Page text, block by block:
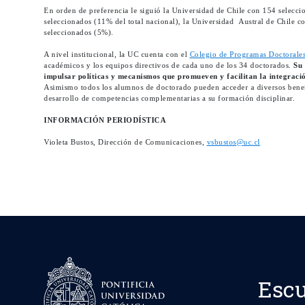
En orden de preferencia le siguió la Universidad de Chile con 154
seleccionados (11% del total nacional), la Universidad Austral de Chile
seleccionados (5%).
A nivel institucional, la UC cuenta con el Colegio de Programas
académicos y los equipos directivos de cada uno de los 34 doctorados. Su
impulsar políticas y mecanismos que promueven y facilitan la
Asimismo todos los alumnos de doctorado pueden acceder a diversos
desarrollo de competencias complementarias a su formación disciplinar.
INFORMACIÓN PERIODÍSTICA
Violeta Bustos, Dirección de Comunicaciones, vsbustos@uc.cl